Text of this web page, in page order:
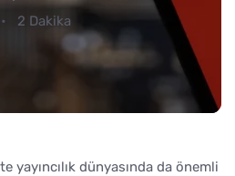
2 Dakika
yayıncılık dünyasında da önemli